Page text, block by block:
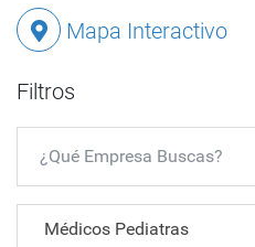
Mapa Interactivo
Filtros
Médicos Pediatras